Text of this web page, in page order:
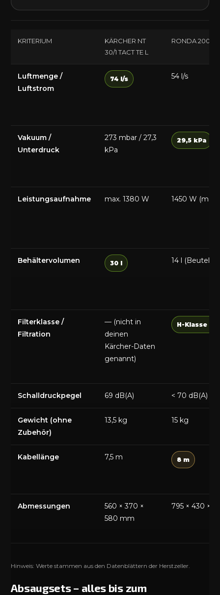
KRITERIUM
KÄRCHER NT
30/1 TACT TE L
RONDA 200H
Luftmenge /
Luftstrom
74 l/s 54 l/s
Vakuum /
Unterdruck
273 mbar / 27,3
kPa
29,5 kPa
Leistungsaufnahme max. 1380 W 1450 W
Behältervolumen 30 l 14 l (Beutel) /
Filterklasse /
Filtration
— (nicht in
deinen
Kärcher-Daten
genannt)
H-Klasse
Schalldruckpegel 69 dB(A) < 70 dB(A)
Gewicht (ohne
Zubehör)
13,5 kg 15 kg
Kabellänge 7,5 m 8 m
Abmessungen
560 × 370 ×
580 mm
795 × 430 ×
Hinweis: Werte stammen aus den Datenblättern der Herstzeller.
Absaugsets – alles bis zum